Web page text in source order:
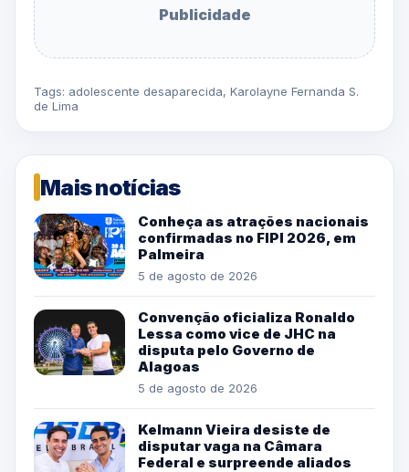
Publicidade
Tags: adolescente desaparecida, Karolayne Fernanda S.
de Lima
Mais notícias
Conheça as atrações nacionais
confirmadas no FIPI 2026, em
Palmeira
5 de agosto de 2026
Convenção oficializa Ronaldo
Lessa como vice de JHC na
disputa pelo Governo de
Alagoas
5 de agosto de 2026
Kelmann Vieira desiste de
disputar vaga na Câmara
Federal e surpreende aliados